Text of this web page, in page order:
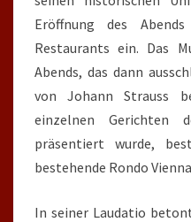
Eröffnung des
Restaurants ein. Das
Abends, das dann
von Johann Strauss
einzelnen Gerichten
präsentiert wurde,
bestehende Rondo
In seiner Laudatio